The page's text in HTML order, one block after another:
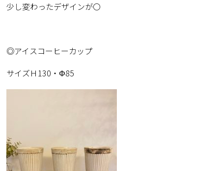
少し変わったデザインが〇
◎アイスコーヒーカップ
サイズＨ130・Φ85